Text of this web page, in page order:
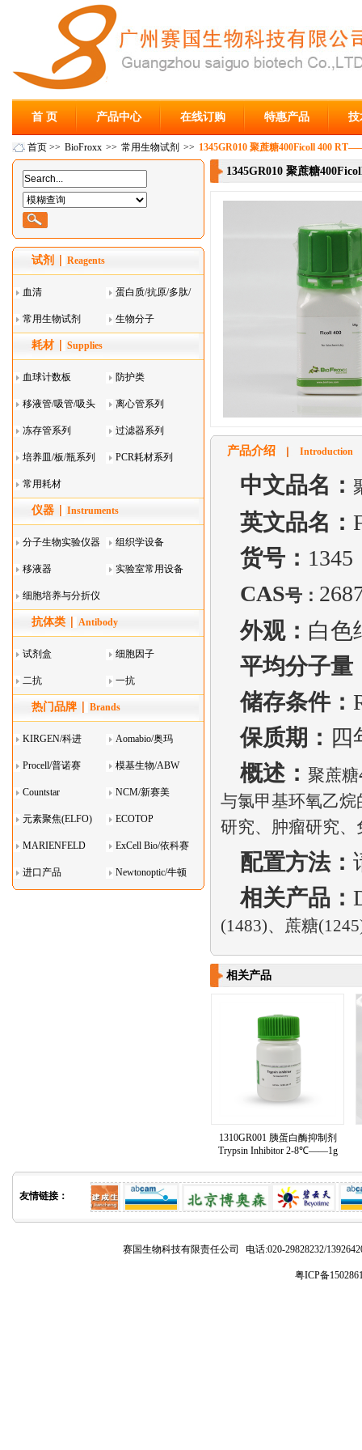
首 页 产品中心 在线订购 特惠产品 技
首页 >> BioFroxx >> 常用生物试剂 >> 1345GR010 聚蔗糖400Ficoll 400
试剂 Reagents
血清 蛋白质/抗原/多肽/
酶
常用生物试剂 生物分子
耗材 Supplies
血球计数板 防护类
移液管/吸管/吸头
系列
离心管系列
冻存管系列 过滤器系列
培养皿/板/瓶系列 PCR耗材系列
常用耗材
仪器 Instruments
分子生物实验仪器 组织学设备
移液器 实验室常用设备
细胞培养与分折仪
器叠
抗体类 Antibody
试剂盒 细胞因子
二抗 一抗
热门品牌 Brands
KIRGEN/科进 Aomabio/奥玛
Procell/普诺赛 模基生物/ABW
Countstar NCM/新赛美
元素聚焦(ELFO) ECOTOP
MARIENFELD ExCell Bio/依科赛
进口产品 Newtonoptic/牛顿
1345GR010 聚蔗糖
产品介绍 Introduction
中文品名：
英文品名：
货号： 1345
CAS号：
外观： 白色
平均分子量
储存条件：
保质期： 四
概述： 聚蔗糖
与氯甲基环氧乙
研究、肿瘤研究
配置方法：
相关产品：
(1483)、蔗糖
相关产品
1310GR001 胰蛋白酶抑制剂
Trypsin Inhibitor 2-8℃——1g
友情链接：
赛国生物科技有限责任公司 电话:020-29828232/
粤ICP备